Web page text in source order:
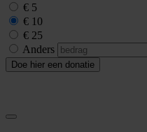
€ 5
€ 10
€ 25
Anders
Doe hier een donatie